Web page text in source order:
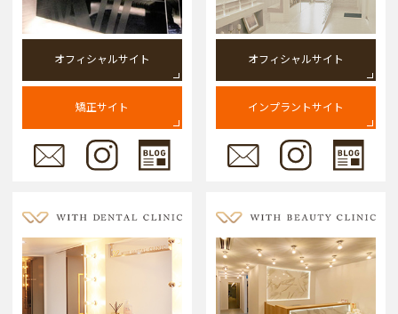
オフィシャルサイト
矯正サイト
オフィシャルサイト
インプラントサイト